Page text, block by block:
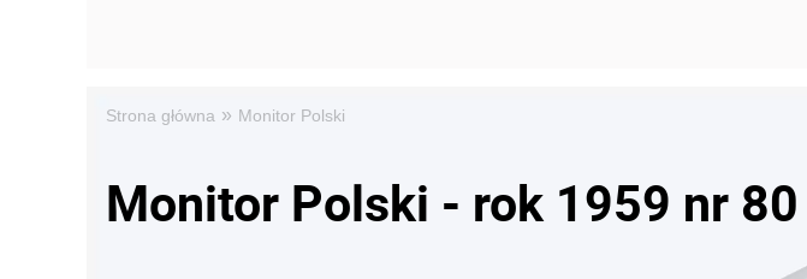
Strona główna » Monitor Polski
Monitor Polski - rok 1959 nr